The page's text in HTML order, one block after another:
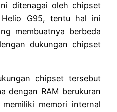
ditenagai oleh chipset
G95, tentu hal ini
membuatnya berbeda
dukungan chipset
chipset tersebut
dengan RAM berukuran
memori internal